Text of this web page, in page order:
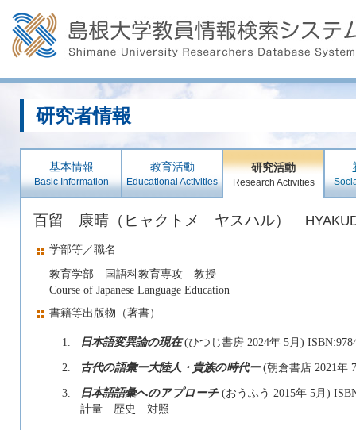
研究者情報
基本情報
Basic Information
教育活動
Educational Activities
研究活動
Research Activities
百留 康晴（ヒャクトメ ヤスハル）
学部等／職名
教育学部 国語科教育専攻 教授
Course of Japanese Language Education
書籍等出版物（著書）
1. 日本語変異論の現在(ひつじ書房 2024年 5月)
2.
古代の語彙ー大陸人・貴族の時代ー(朝倉書店 2021年
3.
日本語語彙へのアプローチ(おうふう 2015年 5月)
計量 歴史 対照